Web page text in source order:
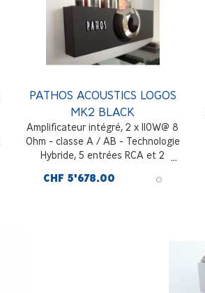
PATHOS ACOUSTICS LOGOS
MK2 BLACK
Amplificateur intégré, 2 x 110W@ 8
Ohm - classe A / AB - Technologie
Hybride, 5 entrées RCA et 2
pre out, entrées digitales S/PDIF et
CHF 5'678.00